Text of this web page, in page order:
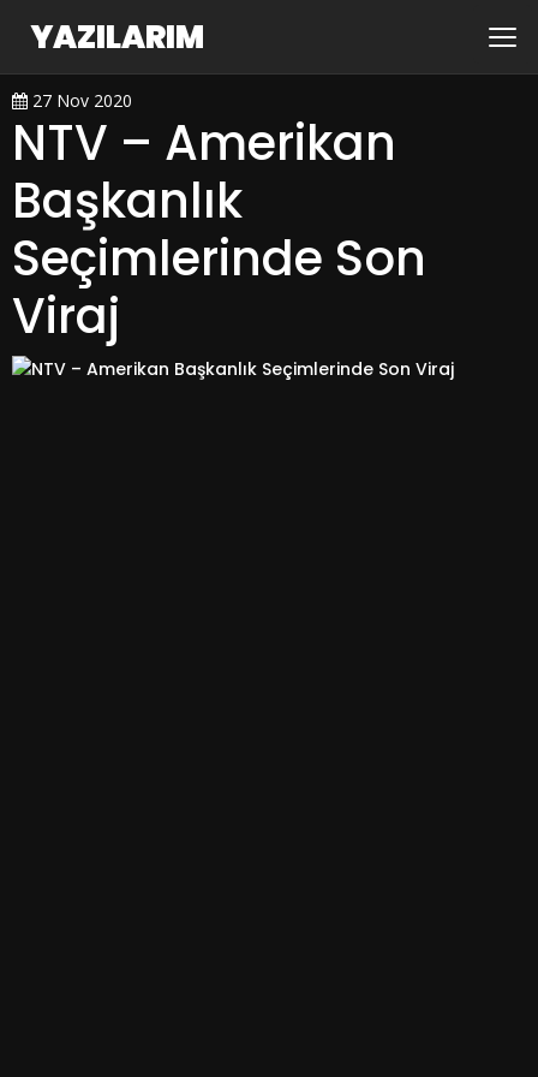
YAZILARIM
27 Nov 2020
NTV – Amerikan
Başkanlık
Seçimlerinde Son
Viraj